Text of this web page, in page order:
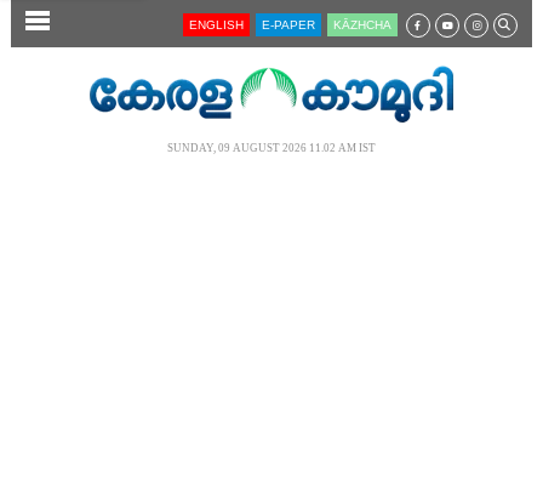
SECTIONS ENGLISH E-PAPER KĀZHCHA
SUNDAY, 09 AUGUST 2026 11.02 AM IST